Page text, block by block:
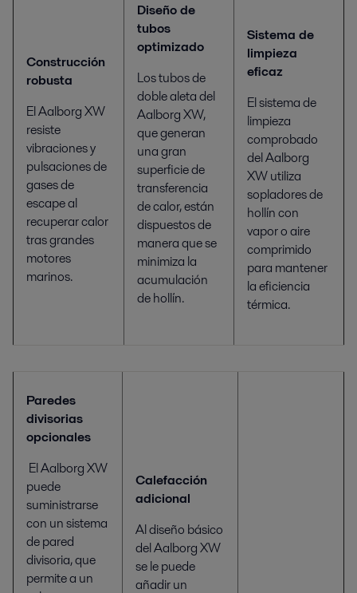
Construcción
robusta
El Aalborg XW
resiste
vibraciones y
pulsaciones de
gases de
escape al
recuperar calor
tras grandes
motores
marinos.
Diseño de
tubos
optimizado
Los tubos de
doble aleta del
Aalborg XW,
que generan
una gran
superficie de
transferencia
de calor, están
dispuestos de
manera que se
minimiza la
acumulación
de hollín.
Sistema de
limpieza
eficaz
El sistema de
limpieza
comprobado
del Aalborg
XW utiliza
sopladores de
hollín con
vapor o aire
comprimido
para mantener
la eficiencia
térmica.
Paredes
divisorias
opcionales
El Aalborg XW
puede
suministrarse
con un sistema
de pared
divisoria, que
permite a un
Calefacción
adicional
Al diseño básico
del Aalborg XW
se le puede
añadir un